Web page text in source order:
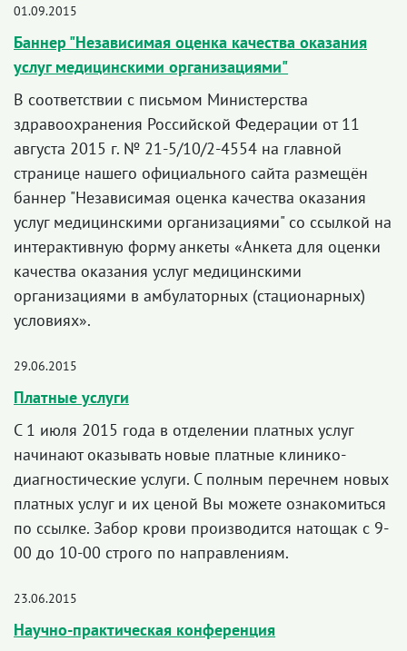
01.09.2015
Баннер "Независимая оценка качества оказания
услуг медицинскими организациями"
В соответствии с письмом Министерства
здравоохранения Российской Федерации от 11
августа 2015 г. № 21-5/10/2-4554 на главной
странице нашего официального сайта размещён
баннер "Независимая оценка качества оказания
услуг медицинскими организациями" со ссылкой на
интерактивную форму анкеты «Анкета для оценки
качества оказания услуг медицинскими
организациями в амбулаторных (стационарных)
условиях».
29.06.2015
Платные услуги
С 1 июля 2015 года в отделении платных услуг
начинают оказывать новые платные клинико-
диагностические услуги. С полным перечнем новых
платных услуг и их ценой Вы можете ознакомиться
по ссылке. Забор крови производится натощак с 9-
00 до 10-00 строго по направлениям.
23.06.2015
Научно-практическая конференция